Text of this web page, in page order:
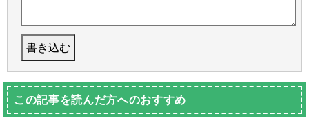
この記事を読んだ方へのおすすめ